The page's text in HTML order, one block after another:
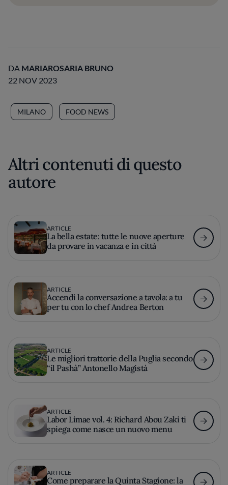
DA MARIAROSARIA BRUNO
22 NOV 2023
MILANO FOOD NEWS
Altri contenuti di questo
autore
ARTICLE
La bella estate: tutte le nuove aperture
da provare in vacanza e in città
ARTICLE
Accendi la conversazione a tavola: a tu
per tu con lo chef Andrea Berton
ARTICLE
Le migliori trattorie della Puglia secondo
“il Pashà” Antonello Magistà
ARTICLE
Labor Limae vol. 4: Richard Abou Zaki ti
spiega come nasce un nuovo menu
ARTICLE
Come preparare la Quinta Stagione: la